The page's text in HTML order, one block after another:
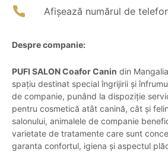
Afișează numărul de
Despre companie:
PUFI SALON Coafor Canin din
spațiu destinat special îngrijirii și
de companie, punând la dispoziție
pentru cosmetică atât canină, cât și
salonului, animalele de companie
varietate de tratamente care sunt
garanta confortul, igiena și aspectul